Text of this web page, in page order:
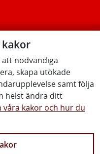
kakor
nödvändiga
skapa utökade
samt följa
helst ändra ditt
våra kakor och hur du